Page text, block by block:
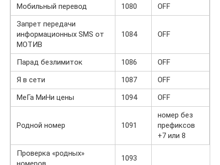
Мобильный перевод
1080
OFF
Запрет передачи
информационных SMS от
МОТИВ
1084 OFF
Парад безлимиток 1086
OFF
Я в сети
1087
OFF
МеГа МиНи цены
1094 OFF
Родной номер 1091
номер без
префиксов
+7 или 8
Проверка «родных»
1093